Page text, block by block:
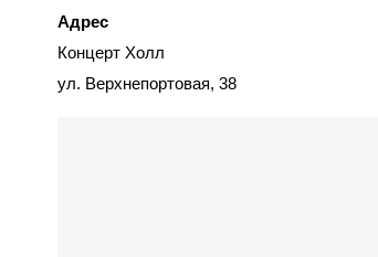
Адрес
Концерт Холл
ул. Верхнепортовая, 38